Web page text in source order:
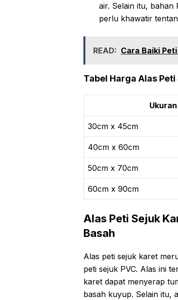
air. Selain itu, bahan
perlu khawatir
READ: Cara Baiki
Tabel Harga Alas Peti
Ukuran
30cm x 45cm
40cm x 60cm
50cm x 70cm
60cm x 90cm
Alas Peti Sejuk
Basah
Alas peti sejuk karet
peti sejuk PVC. Alas ini
karet dapat menyerap
basah kuyup. Selain itu,